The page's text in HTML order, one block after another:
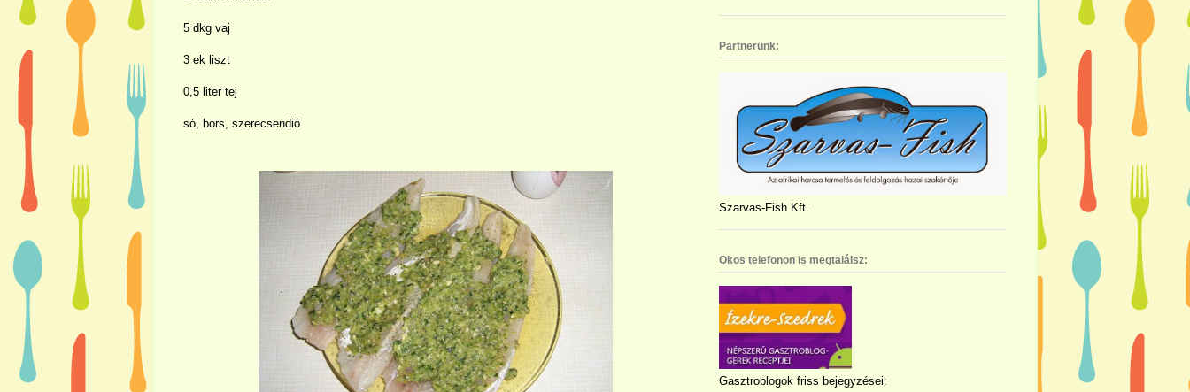
5 dkg vaj
3 ek liszt
0,5 liter tej
só, bors, szerecsendió
Partnerünk:
Szarvas-Fish Kft.
Okos telefonon is megtalálsz:
Gasztroblogok friss bejegyzései: